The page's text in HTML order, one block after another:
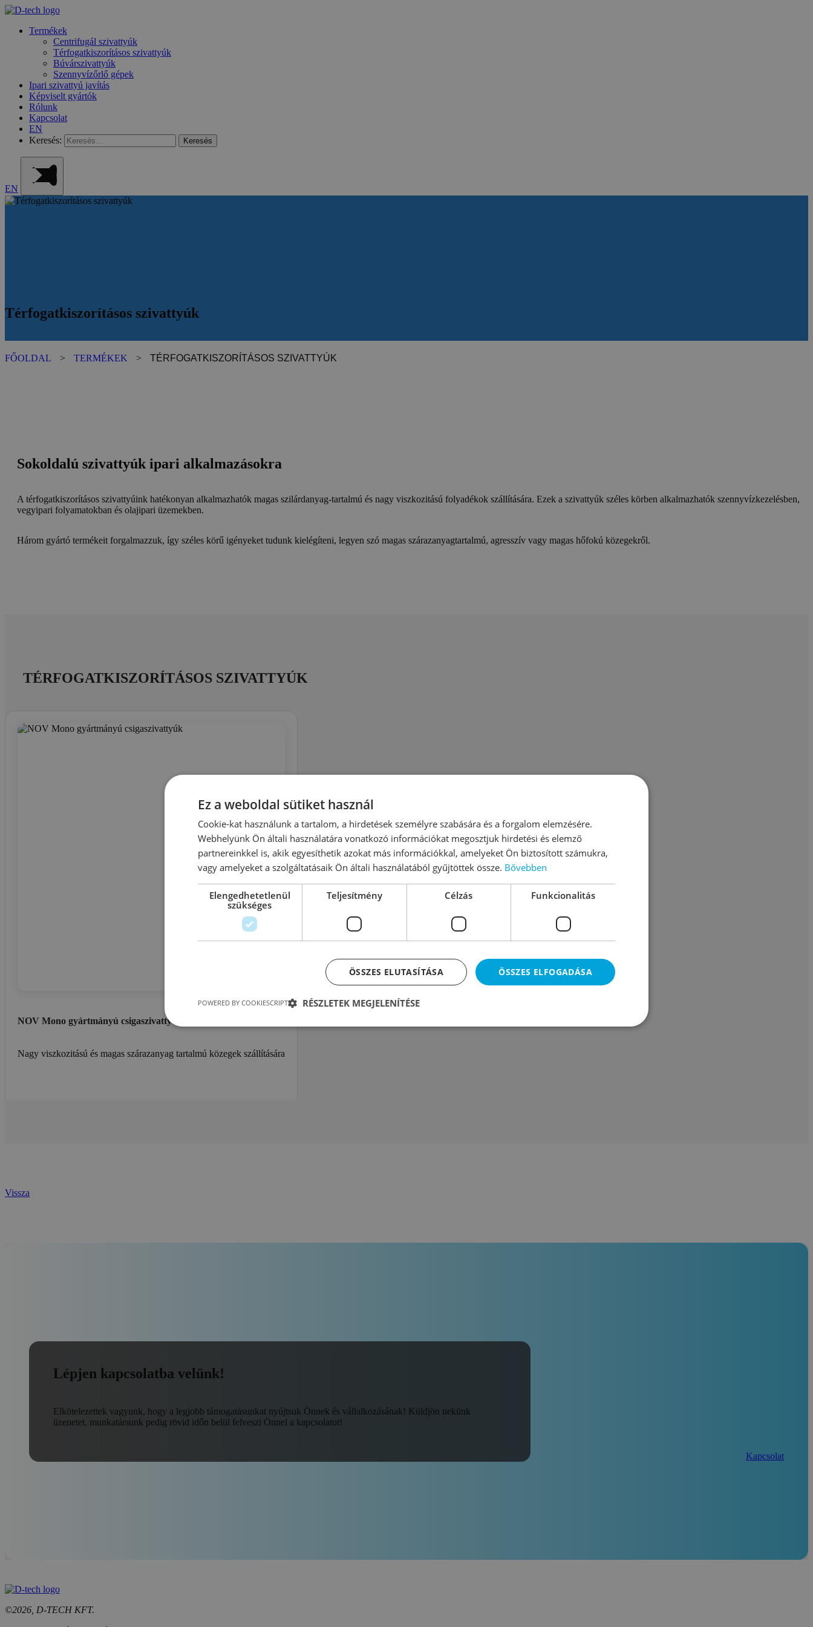
Termékek
Centrifugál szivattyúk
Térfogatkiszorításos szivattyúk
Búvárszivattyúk
Szennyvízőrlő gépek
Ipari szivattyú javítás
Képviselt gyártók
Rólunk
Kapcsolat
EN
Keresés:
EN
Térfogatkiszorításos szivattyúk
FŐOLDAL > TERMÉKEK > TÉRFOGATKISZORÍTÁSOS SZIVATTYÚK
Sokoldalú szivattyúk ipari alkalmazásokra
A térfogatkiszorításos szivattyúink hatékonyan alkalmazhatók magas szilárdanyag-tartalmú és nagy viszkozitású folyadékok szállítására. Ezek a szivattyúk széles körben alkalmazhatók szennyvízkezelésben,
vegyipari folyamatokban és olajipari üzemekben.
Három gyártó termékeit forgalmazzuk, így széles körű igényeket tudunk kielégíteni, legyen szó magas szárazanyagtartalmú, agresszív vagy magas hőfokú közegekről.
TÉRFOGATKISZORÍTÁSOS SZIVATTYÚK
NOV Mono gyártmányú csigaszivattyúk
Nagy viszkozitású és magas szárazanyag tartalmú közegek szállítására
Vissza
Lépjen kapcsolatba velünk!
Elkötelezettek vagyunk, hogy a legjobb támogatásunkat nyújtsuk Önnek és vállalkozásának! Küldjön nekünk
üzenetet, munkatársunk pedig rövid időn belül felveszi Önnel a kapcsolatot!
Kapcsolat
©2026, D-TECH KFT.
Ez a weboldal sütiket használ
Cookie-kat használunk a tartalom, a hirdetések személyre szabására és a forgalom elemzésére.
Webhelyünk Ön általi használatára vonatkozó információkat megosztjuk hirdetési és elemző
partnereinkkel is, akik egyesíthetik azokat más információkkal, amelyeket Ön biztosított számukra,
vagy amelyeket a szolgáltatásaik Ön általi használatából gyűjtöttek össze. Bővebben
Elengedhetetlenül
szükséges
Teljesítmény Célzás Funkcionalitás
ÖSSZES ELFOGADÁSA
ÖSSZES ELUTASÍTÁSA
RÉSZLETEK MEGJELENÍTÉSE
POWERED BY COOKIESCRIPT